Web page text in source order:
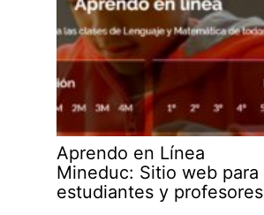
Aprendo en Línea
Mineduc: Sitio web para
estudiantes y profesores